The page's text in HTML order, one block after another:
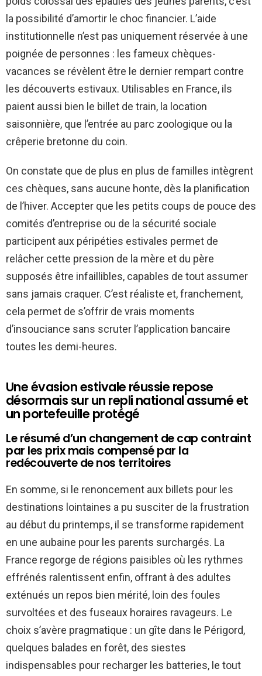
la possibilité d’amortir le choc financier. L’aide
institutionnelle n’est pas uniquement réservée à une
poignée de personnes : les fameux chèques-
vacances se révèlent être le dernier rempart contre
les découverts estivaux. Utilisables en France, ils
paient aussi bien le billet de train, la location
saisonnière, que l’entrée au parc zoologique ou la
crêperie bretonne du coin.
On constate que de plus en plus de familles intègrent
ces chèques, sans aucune honte, dès la planification
de l’hiver. Accepter que les petits coups de pouce des
comités d’entreprise ou de la sécurité sociale
participent aux péripéties estivales permet de
relâcher cette pression de la mère et du père
supposés être infaillibles, capables de tout assumer
sans jamais craquer. C’est réaliste et, franchement,
cela permet de s’offrir de vrais moments
d’insouciance sans scruter l’application bancaire
toutes les demi-heures.
Une évasion estivale réussie repose
désormais sur un repli national assumé et
un portefeuille protégé
Le résumé d’un changement de cap contraint
par les prix mais compensé par la
redécouverte de nos territoires
En somme, si le renoncement aux billets pour les
destinations lointaines a pu susciter de la frustration
au début du printemps, il se transforme rapidement
en une aubaine pour les parents surchargés. La
France regorge de régions paisibles où les rythmes
effrénés ralentissent enfin, offrant à des adultes
exténués un repos bien mérité, loin des foules
survoltées et des fuseaux horaires ravageurs. Le
choix s’avère pragmatique : un gîte dans le Périgord,
quelques balades en forêt, des siestes
indispensables pour recharger les batteries, le tout